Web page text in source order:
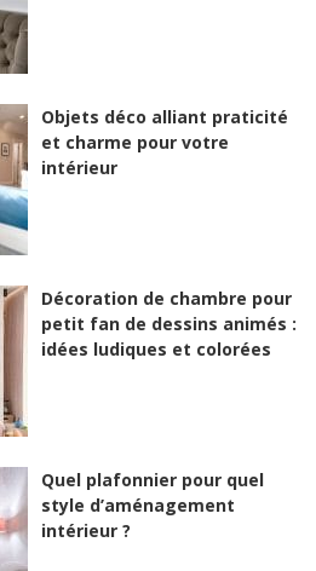
Objets déco alliant praticité
et charme pour votre
intérieur
Décoration de chambre pour
petit fan de dessins animés :
idées ludiques et colorées
Quel plafonnier pour quel
style d’aménagement
intérieur ?